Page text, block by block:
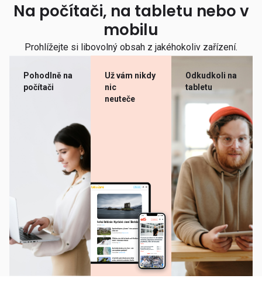
Na počítači, na tabletu nebo v
mobilu
Prohlížejte si libovolný obsah z jakéhokoliv zařízení.
Pohodlně na
počítači
Už vám nikdy
nic
neuteče
Odkudkoli na
tabletu